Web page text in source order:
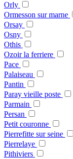
Orly
Ormesson sur marne
Orsay
Osny
Othis
Ozoir la ferriere
Pace
Palaiseau
Pantin
Paray vieille poste
Parmain
Persan
Petit couronne
Pierrefitte sur seine
Pierrelaye
Pithiviers